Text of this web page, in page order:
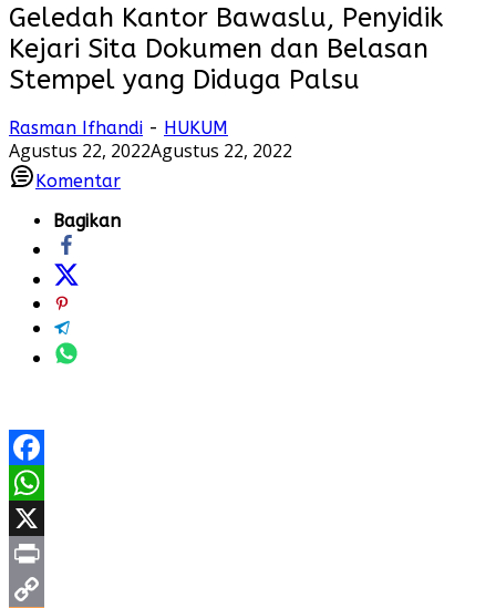
Geledah Kantor Bawaslu, Penyidik
Kejari Sita Dokumen dan Belasan
Stempel yang Diduga Palsu
Rasman Ifhandi - HUKUM
Agustus 22, 2022Agustus 22, 2022
Komentar
Bagikan
Facebook
WhatsApp
X
Print